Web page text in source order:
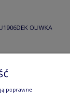
OLIWKA
poprawne